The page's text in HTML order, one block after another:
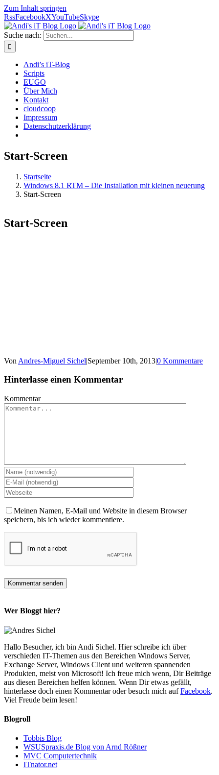
Zum Inhalt springen
RssFacebookXYouTubeSkype
Suche nach:
Andi’s iT-Blog
Scripts
EUGO
Über Mich
Kontakt
cloudcoop
Impressum
Datenschutzerklärung
Start-Screen
Startseite
Windows 8.1 RTM – Die Installation mit kleinen neuerung
Start-Screen
Start-Screen
Von Andres-Miguel Sichel|September 10th, 2013|0 Kommentare
Hinterlasse einen Kommentar
Kommentar
Meinen Namen, E-Mail und Website in diesem Browser
speichern, bis ich wieder kommentiere.
Wer Bloggt hier?
Hallo Besucher, ich bin Andi Sichel. Hier schreibe ich über
verschieden IT-Themen aus den Bereichen Windows Server,
Exchange Server, Windows Client und weiteren spannenden
Produkten, meist von Microsoft! Ich freue mich wenn, Dir Beiträge
aus diesen Bereichen helfen können. Wenn Dir etwas gefällt,
hinterlasse doch einen Kommentar oder besuch mich aufFacebook.
Viel Freude beim lesen!
Blogroll
Tobbis Blog
WSUSpraxis.de Blog von Arnd Rößner
MVC Computertechnik
ITnator.net